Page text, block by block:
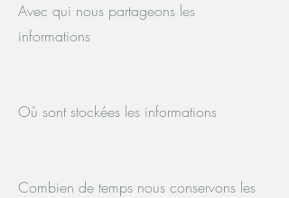
Avec qui nous partageons les
informations
Où sont stockées les informations
Combien de temps nous conservons les